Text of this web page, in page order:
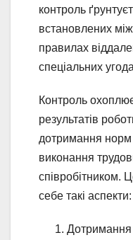
контроль
встановлених
правилах
спеціальних
Контроль
результатів
дотримання норм
виконання
співробітником.
себе такі аспекти:
Дотримання